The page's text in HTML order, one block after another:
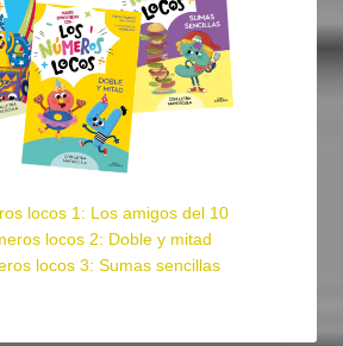
locos 1: Los amigos del 10
locos 2: Doble y mitad
locos 3: Sumas sencillas